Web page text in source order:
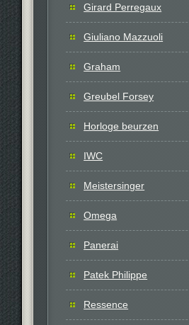
Girard Perregaux
Giuliano Mazzuoli
Graham
Greubel Forsey
Horloge beurzen
IWC
Meistersinger
Omega
Panerai
Patek Philippe
Ressence